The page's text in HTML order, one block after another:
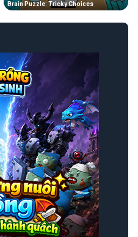
Brain Puzzle: Tricky Choices